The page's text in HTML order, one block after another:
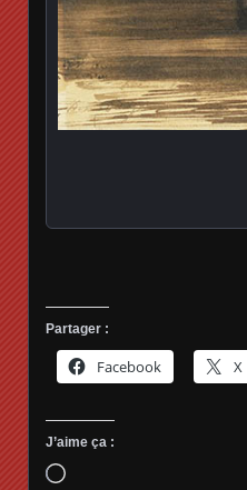
Partager :
Facebook X
J’aime ça :
Chargement…